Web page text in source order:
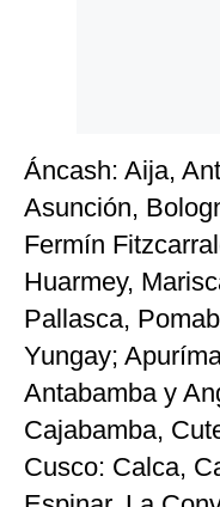
Áncash: Aija,
Asunción,
Fermín
Huarmey,
Pallasca,
Yungay;
Antabamba y
Cajabamba,
Cusco: Calca,